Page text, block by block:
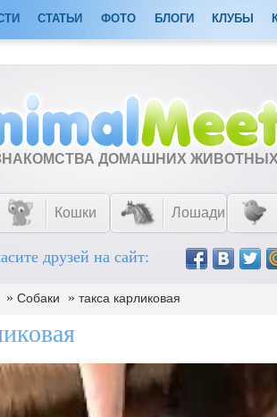
СТАТЬИ ФОТО БЛОГИ КЛУБЫ
ДОМАШНИХ
Кошки Лошади
друзей на сайт:
» Собаки » такса карликовая